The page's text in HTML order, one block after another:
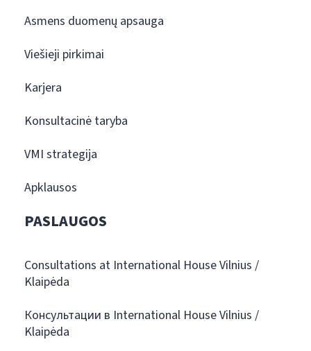
Asmens duomenų apsauga
Viešieji pirkimai
Karjera
Konsultacinė taryba
VMI strategija
Apklausos
PASLAUGOS
Consultations at International House Vilnius /
Klaipėda
Консультации в International House Vilnius /
Klaipėda